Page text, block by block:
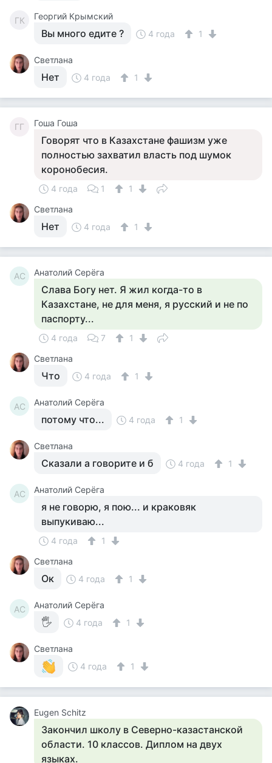
ГК Георгий Крымский
Вы много едите ? 4 года 1
Светлана
Нет 4 года 1
ГГ Гоша Гоша
Говорят что в Казахстане фашизм уже
полностью захватил власть под шумок
коронобесия.
4 года 1
1
Светлана
Нет 4 года 1
АС Анатолий Серёга
Слава Богу нет. Я жил когда-то в
Казахстане, не для меня, я русский и не по
паспорту...
4 года 7
1
Светлана
Что 4 года 1
АС Анатолий Серёга
потому что... 4 года 1
Светлана
Сказали а говорите и б 4 года 1
АС Анатолий Серёга
я не говорю, я пою... и краковяк
выпукиваю...
4 года
1
Светлана
Ок 4 года 1
АС Анатолий Серёга
🖐 4 года 1
Светлана
4 года
1
Eugen Schitz
Закончил школу в Северно-казастанской
области. 10 классов. Диплом на двух
языках.